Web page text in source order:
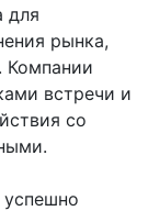
для
рынка,
Компании
встречи и
со
успешно